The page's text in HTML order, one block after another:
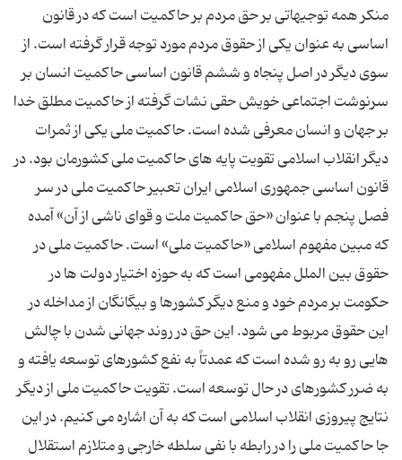
منکر همه توجیهاتی بر حق مردم بر حاکمیت است که در قانون
اساسی به عنوان یکی از حقوق مردم مورد توجه قرار گرفته است. از
سوی دیگر در اصل پنجاه و ششم قانون اساسی حاکمیت انسان بر
سرنوشت اجتماعی خویش حقی نشات گرفته از حاکمیت مطلق خدا
بر جهان و انسان معرفی شده است. حاکمیت ملی یکی از ثمرات
دیگر انقلاب اسلامی تقویت پایه های حاکمیت ملی کشورمان بود. در
قانون اساسی جمهوری اسلامی ایران تعبیر حاکمیت ملی در سر
فصل پنجم با عنوان «حق حاکمیت ملت و قوای ناشی از آن» آمده
که مبین مفهوم اسلامی «حاکمیت ملی» است. حاکمیت ملی در
حقوق بین الملل مفهومی است که به حوزه اختیار دولت ها در
حکومت بر مردم خود و منع دیگر کشورها و بیگانگان از مداخله در
این حقوق مربوط می شود. این حق در روند جهانی شدن با چالش
هایی رو به رو شده است که عمدتاً به نفع کشورهای توسعه یافته و
به ضرر کشورهای در حال توسعه است. تقویت حاکمیت ملی از دیگر
نتایج پیروزی انقلاب اسلامی است که به آن اشاره می کنیم. در این
جا حاکمیت ملی را در رابطه با نفی سلطه خارجی و متلازم استقلال